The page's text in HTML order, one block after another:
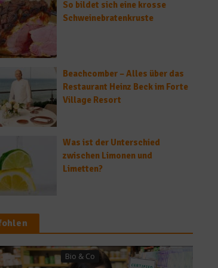
So bildet sich eine krosse
Schweinebratenkruste
Beachcomber – Alles über das
Restaurant Heinz Beck im Forte
Village Resort
Was ist der Unterschied
zwischen Limonen und
Limetten?